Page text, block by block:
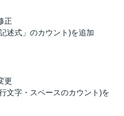
正
述式」のカウント)を追加
更
文字・スペースのカウント)を